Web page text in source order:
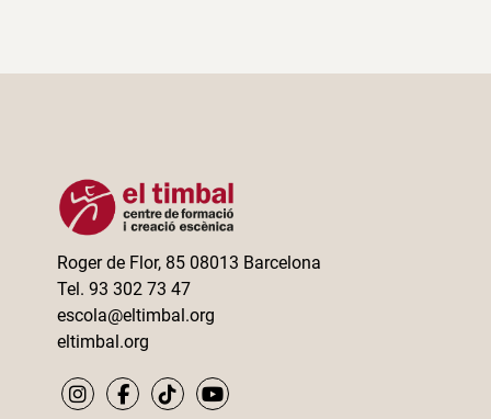
Roger de Flor, 85 08013 Barcelona
Tel. 93 302 73 47
escola@eltimbal.org
eltimbal.org